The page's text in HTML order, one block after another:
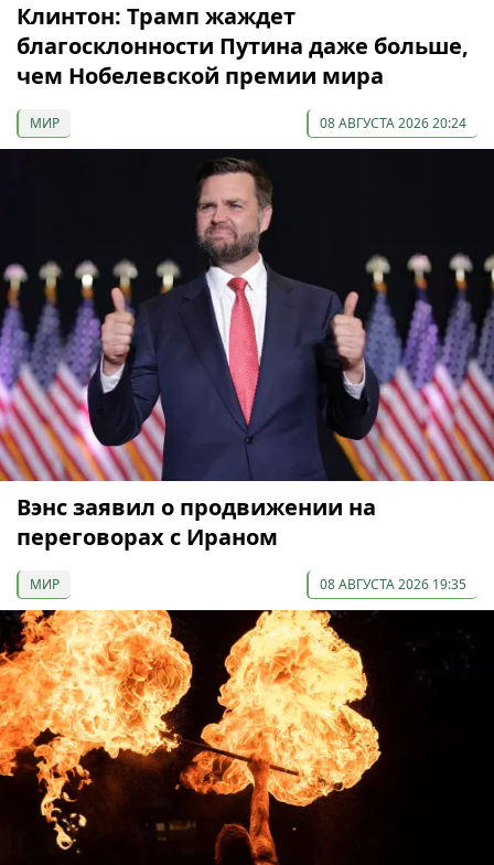
Клинтон: Трамп жаждет
благосклонности Путина даже больше,
чем Нобелевской премии мира
МИР 08 АВГУСТА 2026 20:24
Вэнс заявил о продвижении на
переговорах с Ираном
МИР 08 АВГУСТА 2026 19:35